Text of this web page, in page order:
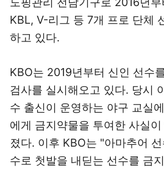
KBL, V-리그 등 7개 프로 단체
하고 있다.
KBO는 2019년부터 신인 선수
검사를 실시해오고 있다. 당시
수 출신이 운영하는 야구 교실
에게 금지약물을 투여한 사실
졌다. 이후 KBO는 "아마추어
수로 첫발을 내딛는 선수를 금